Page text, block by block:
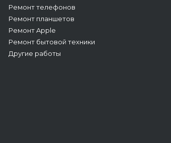
Ремонт телефонов
Ремонт планшетов
Ремонт Apple
Ремонт бытовой техники
Другие работы